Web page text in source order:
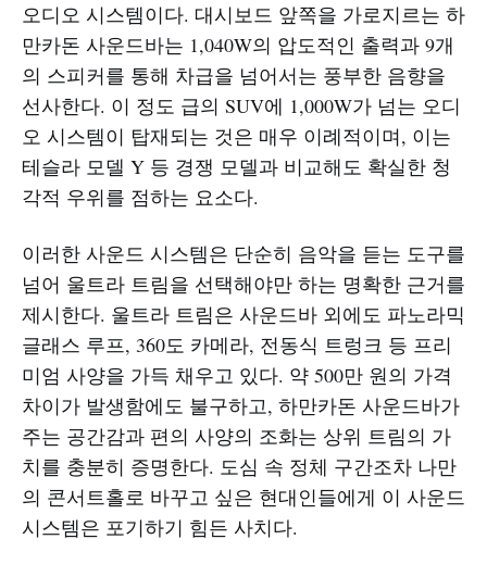
오디오 시스템이다. 대시보드 앞쪽을 가로지르는 하
만카돈 사운드바는 1,040W의 압도적인 출력과 9개
의 스피커를 통해 차급을 넘어서는 풍부한 음향을
선사한다. 이 정도 급의 SUV에 1,000W가 넘는 오디
오 시스템이 탑재되는 것은 매우 이례적이며, 이는
테슬라 모델 Y 등 경쟁 모델과 비교해도 확실한 청
각적 우위를 점하는 요소다.
이러한 사운드 시스템은 단순히 음악을 듣는 도구를
넘어 울트라 트림을 선택해야만 하는 명확한 근거를
제시한다. 울트라 트림은 사운드바 외에도 파노라믹
글래스 루프, 360도 카메라, 전동식 트렁크 등 프리
미엄 사양을 가득 채우고 있다. 약 500만 원의 가격
차이가 발생함에도 불구하고, 하만카돈 사운드바가
주는 공간감과 편의 사양의 조화는 상위 트림의 가
치를 충분히 증명한다. 도심 속 정체 구간조차 나만
의 콘서트홀로 바꾸고 싶은 현대인들에게 이 사운드
시스템은 포기하기 힘든 사치다.